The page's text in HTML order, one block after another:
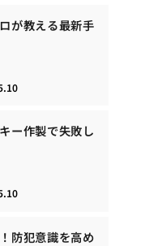
が教える最新手
ー作製で失敗し
防犯意識を高め